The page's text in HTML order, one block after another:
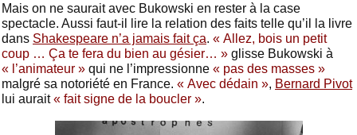
Mais on ne saurait avec Bukowski en rester à la case
spectacle. Aussi faut-il lire la relation des faits telle qu’il la livre
dans Shakespeare n’a jamais fait ça. « Allez, bois un petit
coup … Ça te fera du bien au gésier… » glisse Bukowski à
« l’animateur » qui ne l’impressionne « pas des masses »
malgré sa notoriété en France. « Avec dédain », Bernard Pivot
lui aurait« fait signe de la boucler ».